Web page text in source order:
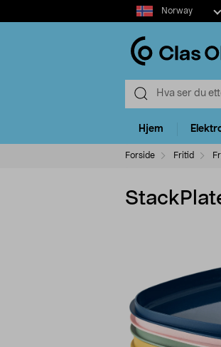
Select
market
Norway
Hjem
Forside Fritid